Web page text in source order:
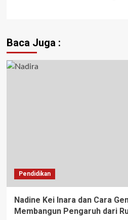
Baca Juga :
Pendidikan
Nadine Kei Inara dan Cara
Membangun Pengaruh dari